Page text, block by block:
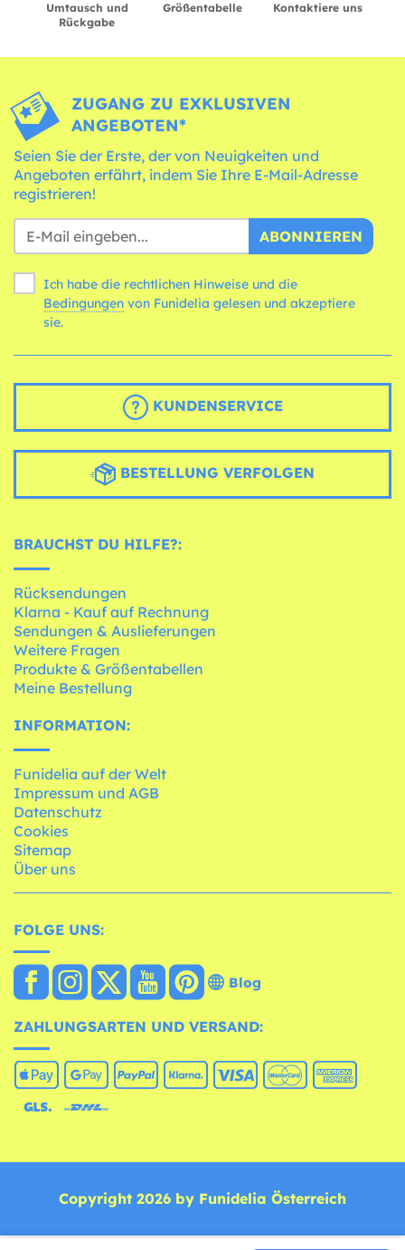
Umtausch und
Rückgabe
Größentabelle Kontaktiere uns
ZUGANG ZU EXKLUSIVEN
ANGEBOTEN*
Seien Sie der Erste, der von Neuigkeiten und
Angeboten erfährt, indem Sie Ihre E-Mail-Adresse
registrieren!
ABONNIEREN
Ich habe die rechtlichen Hinweise und die
Bedingungen
sie.
KUNDENSERVICE
BESTELLUNG VERFOLGEN
BRAUCHST DU HILFE?:
Rücksendungen
Klarna - Kauf auf Rechnung
Sendungen & Auslieferungen
Weitere Fragen
Produkte & Größentabellen
Meine Bestellung
INFORMATION:
Funidelia auf der Welt
Impressum und AGB
Datenschutz
Cookies
Sitemap
Über uns
FOLGE UNS:
Blog
ZAHLUNGSARTEN UND VERSAND:
Copyright 2026 by Funidelia Österreich